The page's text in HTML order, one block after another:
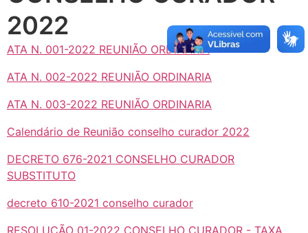
2022
ATA N. 001-2022 REUNIÃO ORDINARIA
ATA N. 002-2022 REUNIÃO ORDINARIA
ATA N. 003-2022 REUNIÃO ORDINARIA
Calendário de Reunião conselho curador 2022
DECRETO 676-2021 CONSELHO CURADOR
SUBSTITUTO
decreto 610-2021 conselho curador
RESOLUÇÃO 01-2022 CONSELHO CURADOR - TAXA